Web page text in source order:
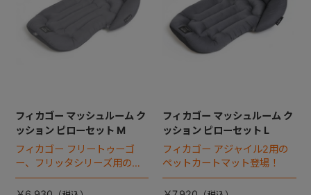
フィカゴー マッシュルーム ク
ッション ピローセット M
フィカゴー フリートゥーゴ
ー、フリッタシリーズ用のペ
ットカートマット登場！
フィカゴー マッシュルーム ク
ッション ピローセット L
フィカゴー アジャイル2用の
ペットカートマット登場！